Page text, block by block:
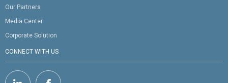
Our Partners
Media Center
Corporate Solution
CONNECT WITH US